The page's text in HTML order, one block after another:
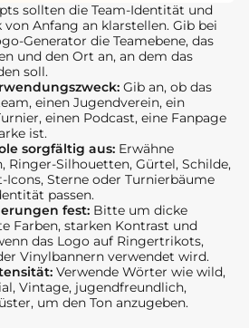
sollten die Team-Identität und
Anfang an klarstellen. Gib bei
Generator die Teamebene, das
und den Ort an, an dem das
soll.
Gib an, ob das
einen Jugendverein, ein
einen Podcast, eine Fanpage
ist.
sorgfältig aus: Erwähne
Ringer-Silhouetten, Gürtel, Schilde,
Icons, Sterne oder Turnierbäume
passen.
fest: Bitte um dicke
Farben, starken Kontrast und
das Logo auf Ringertrikots,
Vinylbannern verwendet wird.
Verwende Wörter wie wild,
Vintage, jugendfreundlich,
um den Ton anzugeben.